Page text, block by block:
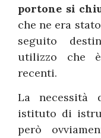
portone si
che ne era
seguito
utilizzo che
recenti.
La
istituto di
però